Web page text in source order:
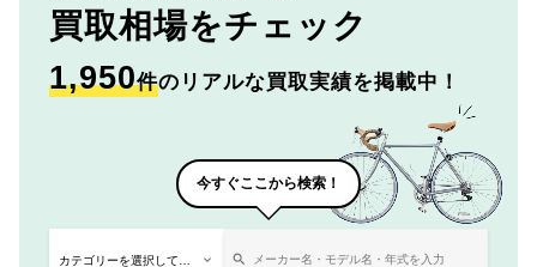
買取相場をチェック
1,950件のリアルな買取実績を掲載中！
今すぐここから検索！